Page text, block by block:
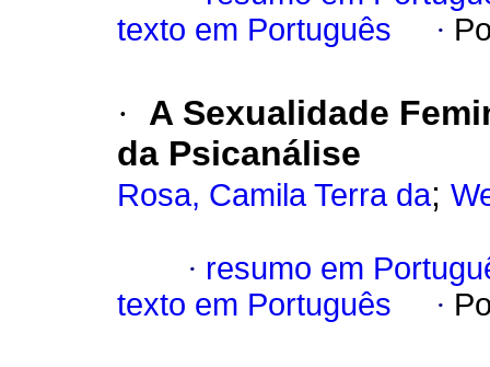
texto em Português
·
·
A Sexualidade
da Psicanálise
Rosa, Camila Terra da;
· resumo em
texto em Português
·